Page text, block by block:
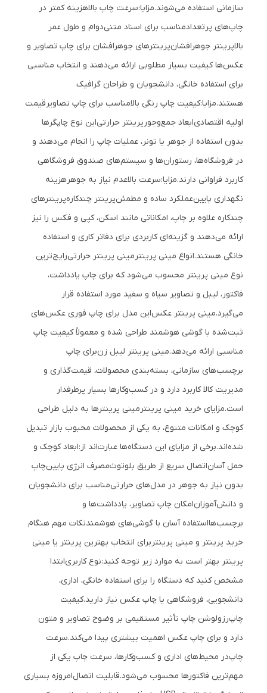
سازمانی استفاده می‌شوند.مزایا:سرعت چاپ بالاهزینه کمتر در
چاپ‌های پرتعدادمناسب برای اسناد متنیدوام و طول عمر
بالاپرینتر جوهرافشانپرینترهای جوهرافشان برای چاپ تصاویر و
عکس‌ها کیفیت بسیار مطلوبی ارائه می‌دهند و انتخاب مناسبی
برای استفاده خانگی، دانشجویان و طراحان گرافیک
هستند.مزایا:کیفیت چاپ رنگی بالامناسب برای چاپ تصاویرقیمت
اولیه اقتصادیابعاد جمع‌وجورپرینتر حرارتیاین نوع چاپگرها
بدون استفاده از جوهر یا تونر، عملیات چاپ را انجام می‌دهند و
در فروشگاه‌ها، رستوران‌ها و سیستم‌های صندوق فروشگاهی
کاربرد فراوانی دارند.مزایا:سرعت بالاعدم نیاز به جوهرهزینه
نگهداری پایینعملکرد ساده و مطمئنپرینتر چندکارهپرینترهای
چندکاره علاوه بر چاپ، امکاناتی مانند اسکن، کپی و فکس را نیز
ارائه می‌دهند و گزینه‌ای کاربردی برای دفاتر کاری و استفاده
خانگی هستند.انواع مینی پرینترمینی پرینتر حرارتیرایج‌ترین
نوع مینی پرینتر محسوب می‌شود که برای چاپ یادداشت،
فاکتور، لیبل و تصاویر سیاه و سفید مورد استفاده قرار
می‌گیرد.مینی پرینتر عکساین مدل برای چاپ فوری عکس‌های
ثبت‌شده با گوشی هوشمند طراحی شده و معمولاً کیفیت چاپ
مناسبی ارائه می‌دهد.مینی پرینتر لیبل زنبرای چاپ
برچسب‌های سازمانی، بسته‌بندی محصولات، قیمت‌گذاری و
مدیریت کالا کاربرد دارد و در کسب‌وکارها بسیار پرطرفدار
است.مزایای خرید مینی پرینترمینی پرینترها به دلیل طراحی
کوچک و امکانات متنوع، به یکی از محصولات محبوب بازار تبدیل
شده‌اند.برخی از مزایای این دستگاه‌ها عبارت‌اند از:ابعاد کوچک و
حمل آساناتصال سریع از طریق بلوتوثمصرف انرژی پایینچاپ
بدون نیاز به جوهر در مدل‌های حرارتیمناسب برای دانشجویان
و دانش‌آموزانامکان چاپ تصاویر، یادداشت‌ها و
برچسب‌هااستفاده آسان با گوشی‌های هوشمندنکات مهم هنگام
خرید پرینتر و مینی پرینتربرای انتخاب بهترین پرینتر یا مینی
پرینتر بهتر است به موارد زیر توجه کنید:نوع کاربریابتدا
مشخص کنید که دستگاه را برای استفاده خانگی، اداری،
دانشجویی، فروشگاهی یا چاپ عکس نیاز دارید.کیفیت
چاپرزولوشن چاپ تأثیر مستقیمی بر وضوح تصاویر و متون
دارد و برای چاپ عکس اهمیت بیشتری پیدا می‌کند.سرعت
چاپدر محیط‌های اداری و کسب‌وکارها، سرعت چاپ یکی از
مهم‌ترین فاکتورها محسوب می‌شود.قابلیت اتصالامروزه بسیاری